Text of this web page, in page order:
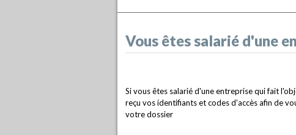
Vous êtes salarié d'une
Si vous êtes salarié d'une entreprise qui fait
reçu vos identifiants et codes d'accès afin de
votre dossier